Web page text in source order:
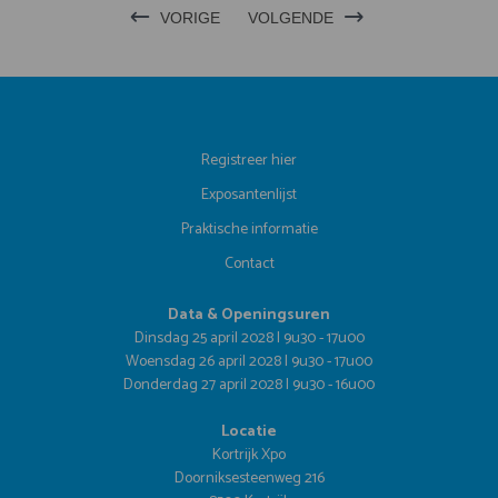
VORIGE VOLGENDE
Registreer hier
Exposantenlijst
Praktische informatie
Contact
Data & Openingsuren
Dinsdag 25 april 2028 | 9u30 - 17u00
Woensdag 26 april 2028 | 9u30 - 17u00
Donderdag 27 april 2028 | 9u30 - 16u00
Locatie
Kortrijk Xpo
Doorniksesteenweg 216